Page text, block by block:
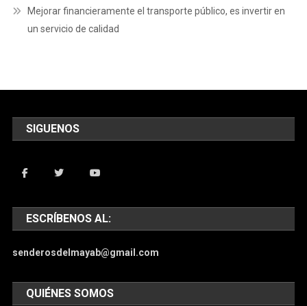
Mejorar financieramente el transporte público, es invertir en
un servicio de calidad
SIGUENOS
ESCRÍBENOS AL:
senderosdelmayab@gmail.com
QUIÉNES SOMOS